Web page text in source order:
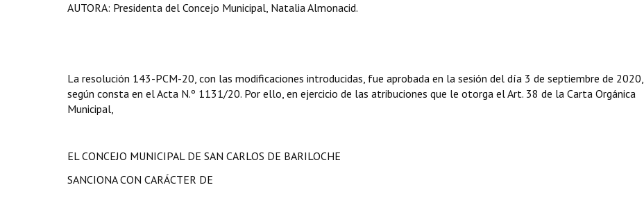
AUTORA: Presidenta del Concejo Municipal, Natalia Almonacid.
La resolución 143-PCM-20, con las modificaciones introducidas, fue aprobada en la sesión del día 3 de septiembre de 2020,
según consta en el Acta N.º 1131/20. Por ello, en ejercicio de las atribuciones que le otorga el Art. 38 de la Carta Orgánica
Municipal,
EL CONCEJO MUNICIPAL DE SAN CARLOS DE BARILOCHE
SANCIONA CON CARÁCTER DE